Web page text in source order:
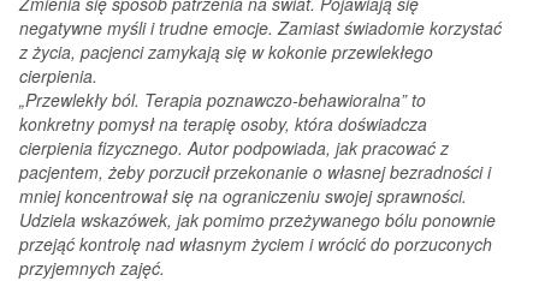
negatywne myśli i trudne emocje. Zamiast świadomie korzystać
z życia, pacjenci zamykają się w kokonie przewlekłego
cierpienia.
„Przewlekły ból. Terapia poznawczo-behawioralna” to
konkretny pomysł na terapię osoby, która doświadcza
cierpienia fizycznego. Autor podpowiada, jak pracować z
pacjentem, żeby porzucił przekonanie o własnej bezradności i
mniej koncentrował się na ograniczeniu swojej sprawności.
Udziela wskazówek, jak pomimo przeżywanego bólu ponownie
przejąć kontrolę nad własnym życiem i wrócić do porzuconych
przyjemnych zajęć.